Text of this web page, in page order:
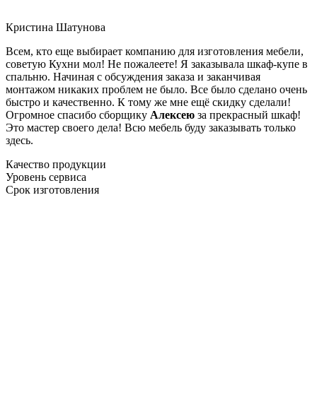
Кристина Шатунова
Всем, кто еще выбирает компанию для изготовления мебели,
советую Кухни мол! Не пожалеете! Я заказывала шкаф-купе в
спальню. Начиная с обсуждения заказа и заканчивая
монтажом никаких проблем не было. Все было сделано очень
быстро и качественно. К тому же мне ещё скидку сделали!
Огромное спасибо сборщику Алексею за прекрасный шкаф!
Это мастер своего дела! Всю мебель буду заказывать только
здесь.
Качество продукции
Уровень сервиса
Срок изготовления